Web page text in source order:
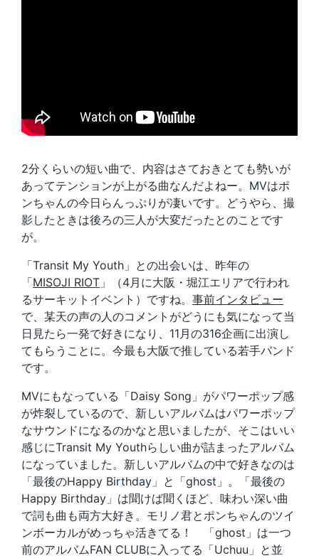
2分くらいの短い曲で、内容はさておきとても勢いが
あってテンションが上がる曲なんだよねー。MVはポ
ンちゃんの今日らんっぷりが凄いです。どうやら、撮
影したときは後ろの三人が大変だったとのことです
が。
「Transit My Youth」との出会いは、昨年の
「MISOJI RIOT 」（4月に大阪・堀江エリアで行われ
るサーキットイベント）ですね。 事前インタビュー
で、某天の声の人のコメントがどうにも気になって当
日見たら一発で好きになり、11月の316企画に出演し
てもらうことに。今最も大阪で推している若手バンド
です。
MVにもなっている「Daisy Song」がパワーポップ感
が炸裂しているので、新しいアルバムはパワーポップ
なサウンドになるのかなと思いましたが、そこはいい
感じにTransit My Youthらしい曲が詰まったアルバム
になっていました。新しいアルバムの中で好きなのは
「最後のHappy Birthday」と「ghost」。「最後の
Happy Birthday」は聞けば聞くほど、味わい深い曲
で詞も曲も両方大好き。モリノ君とポンちゃんのツイ
ンボーカルがめっちゃ活きてる！ 「ghost」は一つ
前のアルバムFAN CLUBに入ってる「Uchuu」と並